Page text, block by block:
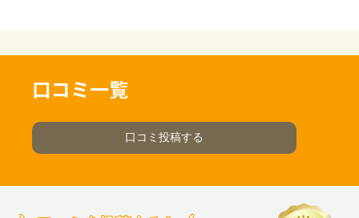
口コミ一覧
口コミ投稿する